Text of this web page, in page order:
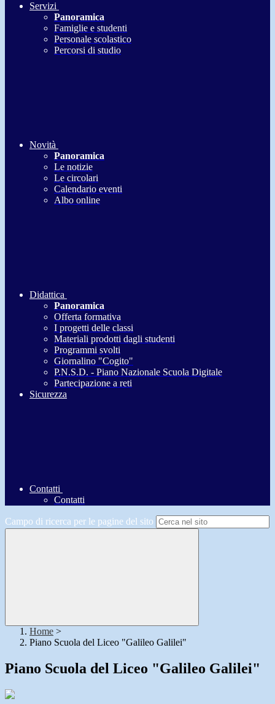
Servizi
Panoramica
Famiglie e studenti
Personale scolastico
Percorsi di studio
Novità
Panoramica
Le notizie
Le circolari
Calendario eventi
Albo online
Didattica
Panoramica
Offerta formativa
I progetti delle classi
Materiali prodotti dagli studenti
Programmi svolti
Giornalino "Cogito"
P.N.S.D. - Piano Nazionale Scuola Digitale
Partecipazione a reti
Sicurezza
Contatti
Contatti
Campo di ricerca per le pagine del sito
Home >
Piano Scuola del Liceo "Galileo Galilei"
Piano Scuola del Liceo "Galileo Galilei"